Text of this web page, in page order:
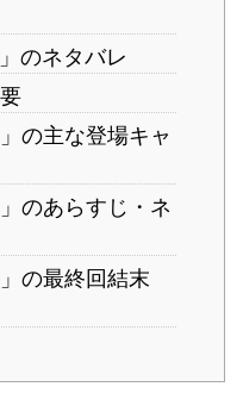
のネタバレ
の主な登場キャ
のあらすじ・ネ
の最終回結末